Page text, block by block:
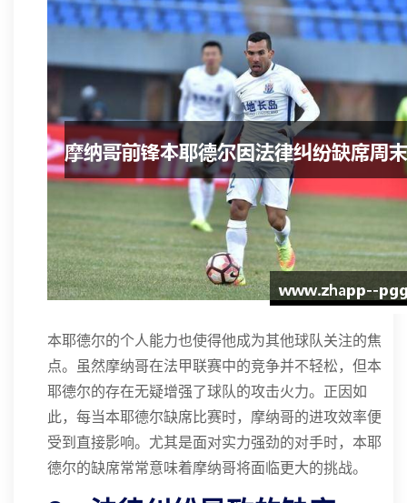
本耶德尔的个人能力也使得他成为其他球队关注的焦
点。虽然摩纳哥在法甲联赛中的竞争并不轻松，但本
耶德尔的存在无疑增强了球队的攻击火力。正因如
此，每当本耶德尔缺席比赛时，摩纳哥的进攻效率便
受到直接影响。尤其是面对实力强劲的对手时，本耶
德尔的缺席常常意味着摩纳哥将面临更大的挑战。